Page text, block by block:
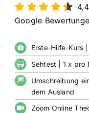
4,4
Google
Erste-Hilfe-Kurs
Sehtest | 1 x pro
Umschreibung
dem Ausland
Zoom Online